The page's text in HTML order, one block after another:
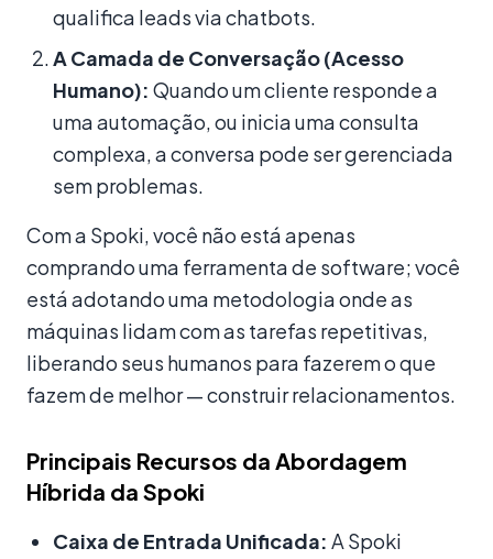
qualifica leads via chatbots.
A Camada de Conversação (Acesso
Humano): Quando um cliente responde a
uma automação, ou inicia uma consulta
complexa, a conversa pode ser gerenciada
sem problemas.
Com a Spoki, você não está apenas
comprando uma ferramenta de software; você
está adotando uma metodologia onde as
máquinas lidam com as tarefas repetitivas,
liberando seus humanos para fazerem o que
fazem de melhor — construir relacionamentos.
Principais Recursos da Abordagem
Híbrida da Spoki
Caixa de Entrada Unificada: A Spoki